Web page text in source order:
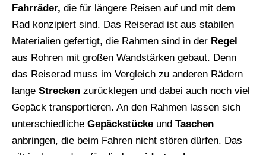
Fahrräder, die für längere Reisen auf und mit dem
Rad konzipiert sind. Das Reiserad ist aus stabilen
Materialien gefertigt, die Rahmen sind in der Regel
aus Rohren mit großen Wandstärken gebaut. Denn
das Reiserad muss im Vergleich zu anderen Rädern
lange Strecken zurücklegen und dabei auch noch viel
Gepäck transportieren. An den Rahmen lassen sich
unterschiedliche Gepäckstücke und Taschen
anbringen, die beim Fahren nicht stören dürfen. Das